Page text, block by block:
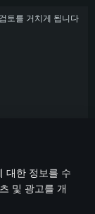
대한 정보를 수
및 광고를 개
토를 거치게 됩니다